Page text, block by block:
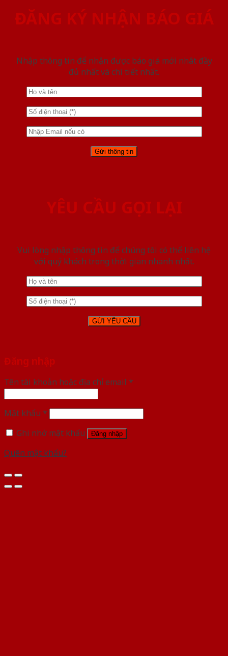
ĐĂNG KÝ NHẬN BÁO GIÁ
Nhập thông tin để nhận được báo giá mới nhât đầy
đủ nhất và chi tiết nhất.
YÊU CẦU GỌI LẠI
Vui lòng nhập thông tin để chúng tôi có thể liên hệ
với quý khách trong thời gian nhanh nhất.
Đăng nhập
Tên tài khoản hoặc địa chỉ email *
Mật khẩu *
Ghi nhớ mật khẩu
Đăng nhập
Quên mật khẩu?